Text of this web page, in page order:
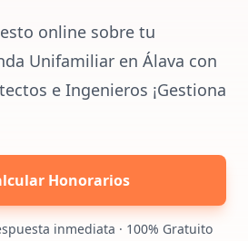
online sobre tu
Unifamiliar en Álava con
e Ingenieros ¡Gestiona
Honorarios
inmediata · 100% Gratuito